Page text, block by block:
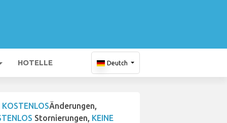
HOTELLE Deutch
KOSTENLOSÄnderungen,
Stornierungen, KEINE